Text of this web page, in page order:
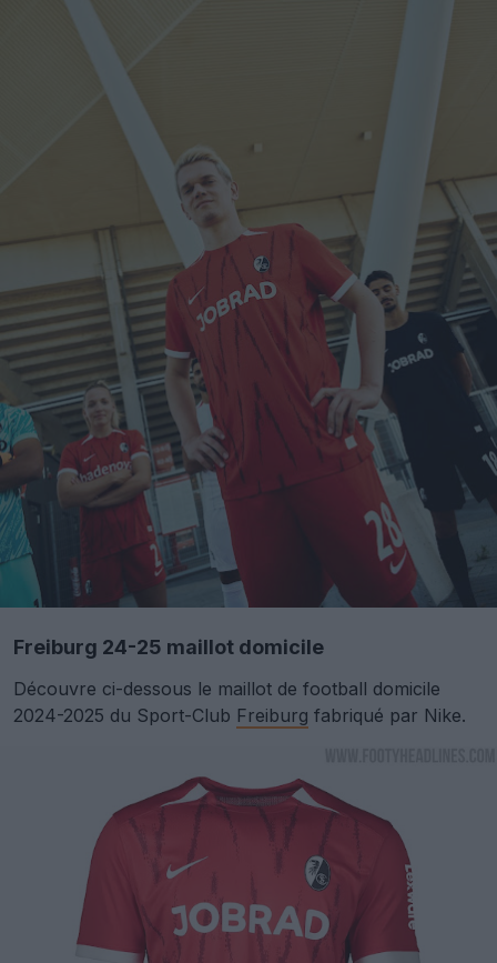
Freiburg 24-25 maillot domicile
Découvre ci-dessous le maillot de football domicile
2024-2025 du Sport-Club Freiburg fabriqué par Nike.